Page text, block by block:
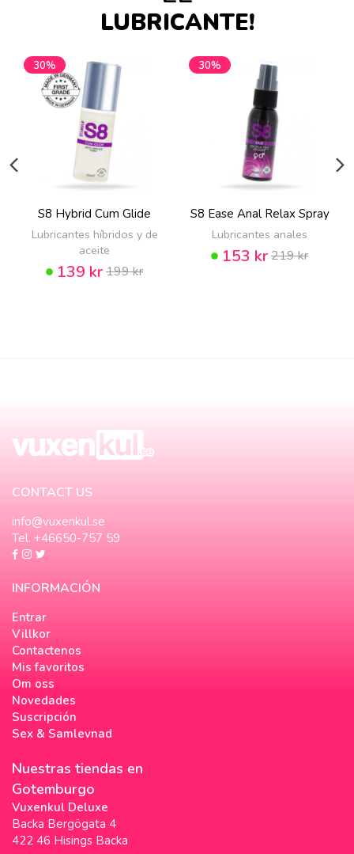
LUBRICANTE!
30%
S8 Hybrid Cum Glide
Lubricantes híbridos y de
aceite
139 kr199 kr
30%
S8 Ease Anal Relax Spray
Lubricantes anales
153 kr219 kr
CONTACT US
info@vuxenkul.se
Tel. +46650-757 59
INFORMACIÓN
Entrar
Villkor
Contactenos
Mis favoritos
Om oss
Novedades
Suscripción
Sex & Samlevnad
Nuestras tiendas en
Gotemburgo
Vuxenkul Deluxe
Backa Bergögata 4
422 46 Hisings Backa